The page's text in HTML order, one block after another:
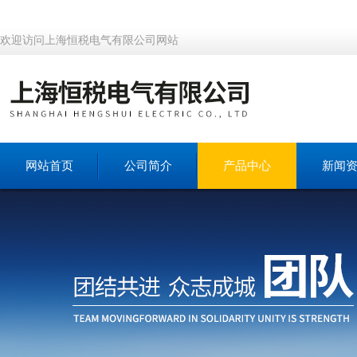
欢迎访问上海恒税电气有限公司网站
网站首页 公司简介 产品中心 新闻